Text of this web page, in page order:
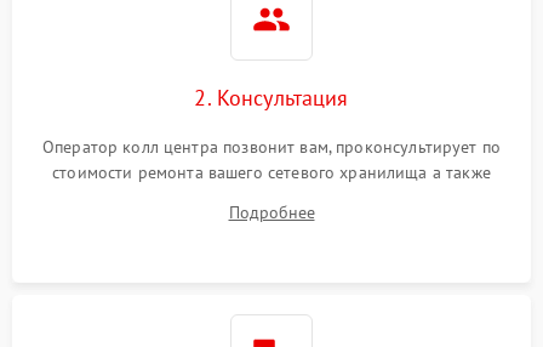
2. Консультация
Оператор колл центра позвонит вам, проконсультирует по
стоимости ремонта вашего сетевого хранилища а также
Подробнее